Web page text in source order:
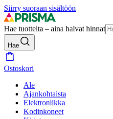
Siirry suoraan sisältöön
Hae tuotteita – aina halvat hinnat
Hae
Ostoskori
Ale
Ajankohtaista
Elektroniikka
Kodinkoneet